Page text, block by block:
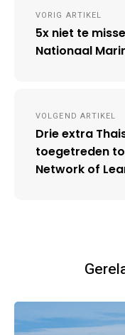
navigation
VORIG ARTIKEL
5x niet te
Nationaal
VOLGEND ARTIKEL
Drie extra
toegetreden
Network of